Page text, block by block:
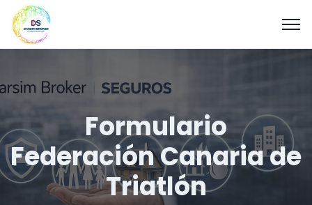
Formulario
Federación Canaria de
Triatlón